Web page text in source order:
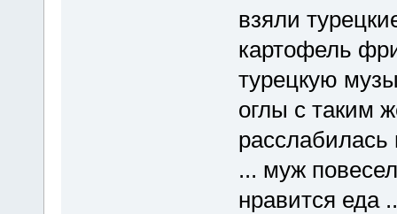
взяли
картофель
турецкую
оглы с таким
расслабилась
... муж
нравится еда